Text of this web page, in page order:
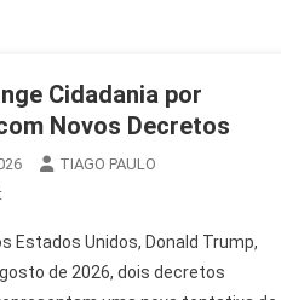
Cidadania por
Novos Decretos
TIAGO PAULO
On
Restringe
Cidadania
Estados Unidos, Donald Trump,
de 2026, dois decretos